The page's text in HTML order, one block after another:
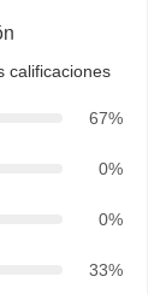
calificaciones
67%
0%
0%
33%